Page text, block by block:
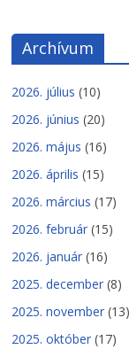
Archívum
2026. július (10)
2026. június (20)
2026. május (16)
2026. április (15)
2026. március (17)
2026. február (15)
2026. január (16)
2025. december (8)
2025. november (13)
2025. október (17)